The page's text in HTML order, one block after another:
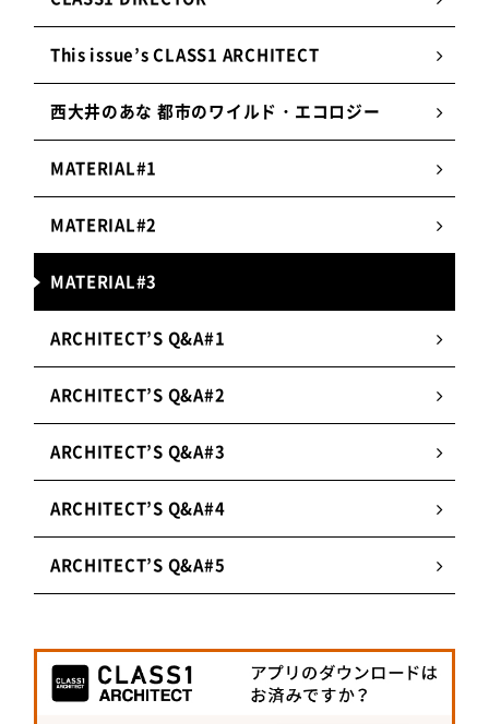
当社は創業当初から時流に合わせて多角経営を進め
す。和紙こそが小津商店のルーツであり、看板だか
らです。和紙は同じ製法でもつくり手によって違っ
た仕上がりになるほど、本当に繊細で味わいのある
もの。私はそこに和紙ならではの魅力を感じていま
す。今後もこの和紙文化を守り、後世に伝える役割
を担っていきたいです。
株式会社小津商店の特徴
1. 和紙・関連製品の豊富な品揃え
などの和紙関連商品も合わせると3,000種類以上
の商品を取り扱っている。
This issue’s CLASS1 ARCHITECT
西大井のあな 都市のワイルド・エコロジー
MATERIAL#1
MATERIAL#2
MATERIAL#3
ARCHITECT’S Q&A#1
ARCHITECT’S Q&A#2
ARCHITECT’S Q&A#3
ARCHITECT’S Q&A#4
ARCHITECT’S Q&A#5